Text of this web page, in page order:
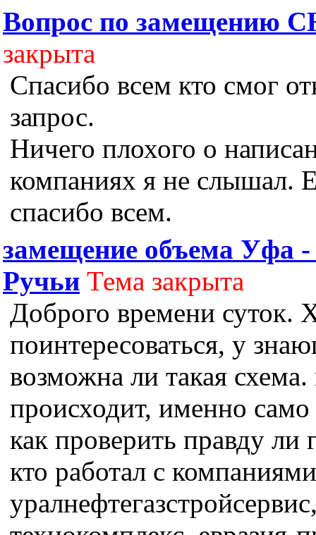
Вопрос по замещению
закрыта
Спасибо всем кто смог
запрос.
Ничего плохого о
компаниях я не слышал.
спасибо всем.
замещение объема
Ручьи Тема закрыта
Доброго времени суток.
поинтересоваться, у
возможна ли такая схема.
происходит, именно
как проверить правду ли
кто работал с